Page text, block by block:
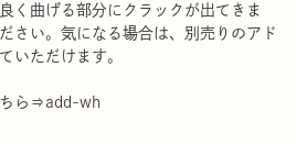
く曲げる部分にクラックが出てきま
さい。気になる場合は、別売りのアド
いただけます。
ら⇒ add-wh